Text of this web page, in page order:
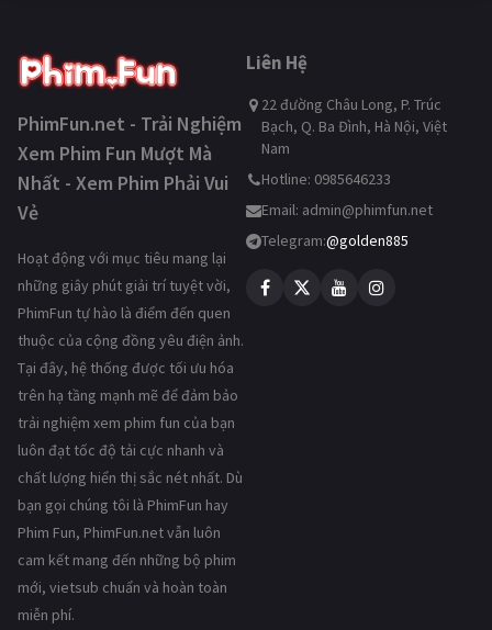
PhimFun.net - Trải Nghiệm
Xem Phim Fun Mượt Mà
Nhất - Xem Phim Phải Vui
Vẻ
Hoạt động với mục tiêu mang lại
những giây phút giải trí tuyệt vời,
PhimFun tự hào là điểm đến quen
thuộc của cộng đồng yêu điện ảnh.
Tại đây, hệ thống được tối ưu hóa
trên hạ tầng mạnh mẽ để đảm bảo
trải nghiệm xem phim fun của bạn
luôn đạt tốc độ tải cực nhanh và
chất lượng hiển thị sắc nét nhất. Dù
bạn gọi chúng tôi là PhimFun hay
Phim Fun, PhimFun.net vẫn luôn
cam kết mang đến những bộ phim
mới, vietsub chuẩn và hoàn toàn
miễn phí.
Liên Hệ
22 đường Châu Long, P. Trúc
Bạch, Q. Ba Đình, Hà Nội, Việt
Nam
Hotline: 0985646233
Email: admin@phimfun.net
Telegram:@golden885